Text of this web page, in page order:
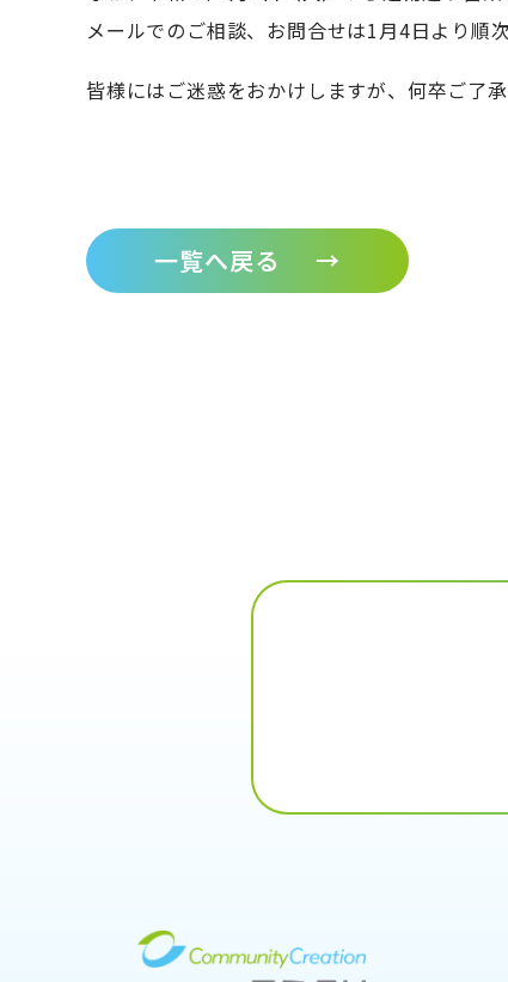
メールでのご相談、お問合せは1月4日より順
皆様にはご迷惑をおかけしますが、何卒ご了
一覧へ戻る →